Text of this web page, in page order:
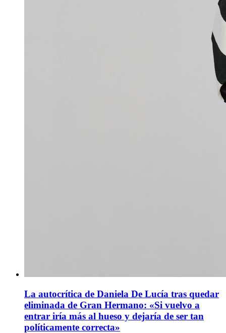
La autocrítica de Daniela De Lucía tras quedar
eliminada de Gran Hermano: «Si vuelvo a
entrar iría más al hueso y dejaría de ser tan
políticamente correcta»